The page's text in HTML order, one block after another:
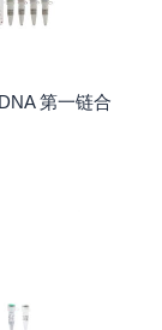
第一链合